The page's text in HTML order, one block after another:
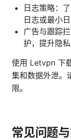
日志策略：
日志或最小
广告与跟踪
护，提升隐
使用 Letvpn 下
集和数据外泄。
限。
常见问题